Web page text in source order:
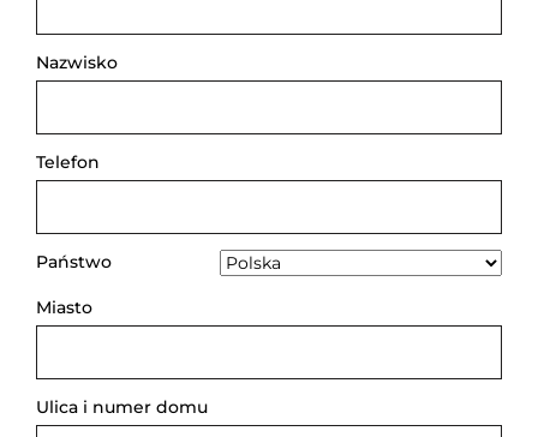
Nazwisko
Telefon
Państwo
Miasto
Ulica i numer domu